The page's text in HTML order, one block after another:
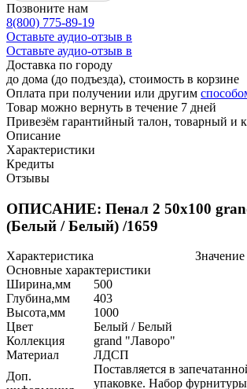
Позвоните нам
8(800) 775-89-19
Оставьте аудио-отзыв в
Оставьте аудио-отзыв в
Доставка по городу
до дома (до подъезда), стоимость в корзине
Оплата при получении или другим
Товар можно вернуть в течение 7 дней
Привезём гарантийный талон, товарный и
Описание
Характеристики
Кредиты
Отзывы
ОПИСАНИЕ: Пенал 2 50х100
(Белый / Белый) /1659
Характеристика
Значение
Основные характеристики
Ширина,мм
500
Глубина,мм
403
Высота,мм
1000
Цвет
Белый / Белый
Коллекция
grand "Лаворо"
Материал
ЛДСП
Доп.
Поставляется в
упаковке. Набор